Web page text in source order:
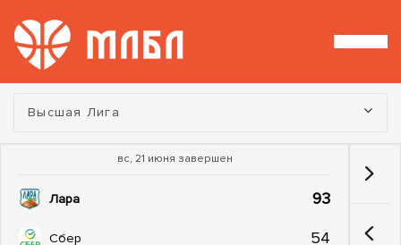
Турнир:
Высшая Лига
вс, 21 июня завершен
Лара 93
Сбер 54